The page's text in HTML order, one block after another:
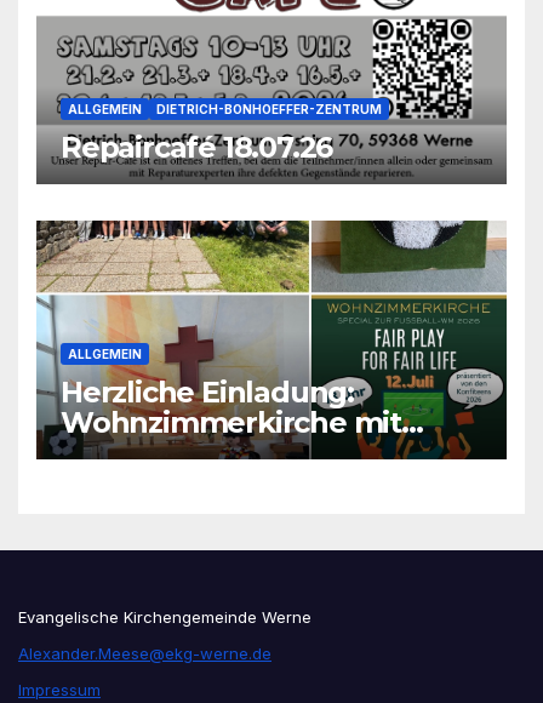
ALLGEMEIN DIETRICH-BONHOEFFER-ZENTRUM
Repaircafé 18.07.26
ALLGEMEIN
Herzliche Einladung:
Wohnzimmerkirche mit
unseren Konfis
Evangelische Kirchengemeinde Werne
Alexander.Meese@ekg-werne.de
Impressum